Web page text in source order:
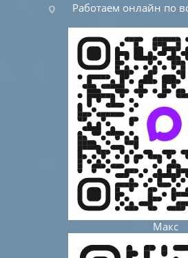
Работаем онлайн по
Макс